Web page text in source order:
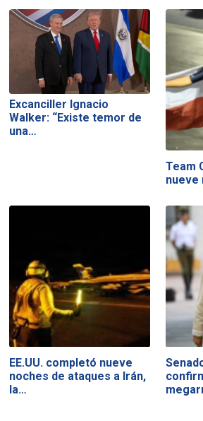
Excanciller Ignacio
Walker: “Existe temor de
una…
Team
nueve
EE.UU. completó nueve
noches de ataques a Irán,
la…